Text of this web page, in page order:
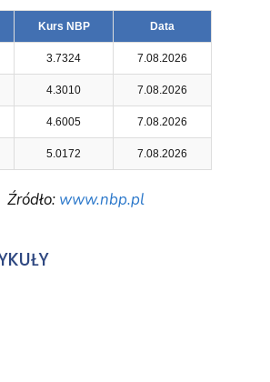
Kurs NBP Data
3.7324 7.08.2026
4.3010 7.08.2026
4.6005 7.08.2026
5.0172 7.08.2026
Źródło: www.nbp.pl